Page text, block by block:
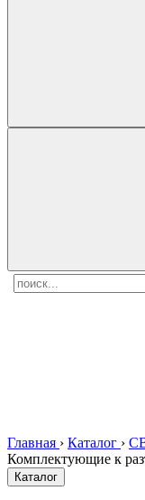
Главная › Каталог ›
Комплектующие к
Каталог